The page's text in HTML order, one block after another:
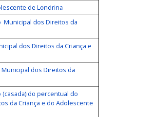
de Londrina
Municipal dos Direitos da
dos Direitos da Criança e
dos Direitos da
do percentual do
da Criança e do Adolescente